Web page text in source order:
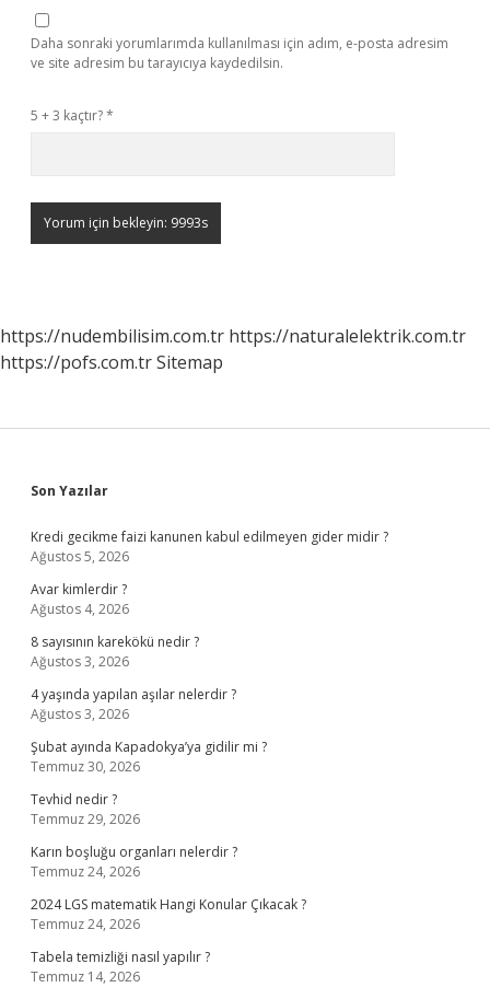
Daha sonraki yorumlarımda kullanılması için adım, e-posta adresim
ve site adresim bu tarayıcıya kaydedilsin.
5 + 3 kaçtır?*
https://nudembilisim.com.tr https://naturalelektrik.com.tr
https://pofs.com.trSitemap
Sidebar
Son Yazılar
Kredi gecikme faizi kanunen kabul edilmeyen gider midir ?
Ağustos 5, 2026
Avar kimlerdir ?
Ağustos 4, 2026
8 sayısının karekökü nedir ?
Ağustos 3, 2026
4 yaşında yapılan aşılar nelerdir ?
Ağustos 3, 2026
Şubat ayında Kapadokya’ya gidilir mi ?
Temmuz 30, 2026
Tevhid nedir ?
Temmuz 29, 2026
Karın boşluğu organları nelerdir ?
Temmuz 24, 2026
2024 LGS matematik Hangi Konular Çıkacak ?
Temmuz 24, 2026
Tabela temizliği nasıl yapılır ?
Temmuz 14, 2026